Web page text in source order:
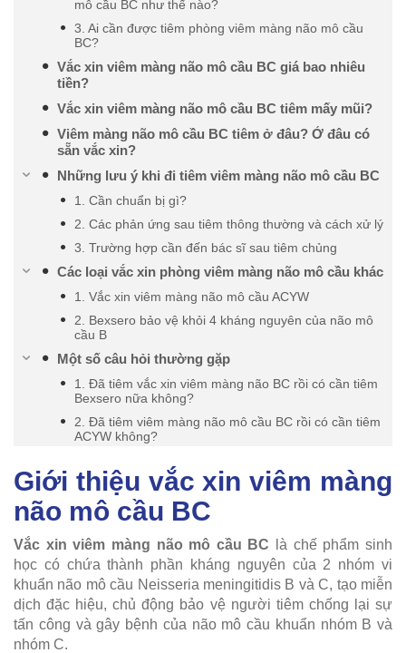
mô cầu BC như thế nào?
3. Ai cần được tiêm phòng viêm màng não mô cầu
BC?
Vắc xin viêm màng não mô cầu BC giá bao nhiêu
tiền?
Vắc xin viêm màng não mô cầu BC tiêm mấy mũi?
Viêm màng não mô cầu BC tiêm ở đâu? Ở đâu có
sẵn vắc xin?
Những lưu ý khi đi tiêm viêm màng não mô cầu BC
1. Cần chuẩn bị gì?
2. Các phản ứng sau tiêm thông thường và cách xử lý
3. Trường hợp cần đến bác sĩ sau tiêm chủng
Các loại vắc xin phòng viêm màng não mô cầu khác
1. Vắc xin viêm màng não mô cầu ACYW
2. Bexsero bảo vệ khỏi 4 kháng nguyên của não mô
cầu B
Một số câu hỏi thường gặp
1. Đã tiêm vắc xin viêm màng não BC rồi có cần tiêm
Bexsero nữa không?
2. Đã tiêm viêm màng não mô cầu BC rồi có cần tiêm
ACYW không?
Giới thiệu vắc xin viêm màng
não mô cầu BC
Vắc xin viêm màng não mô cầu BC là chế phẩm sinh
học có chứa thành phần kháng nguyên của 2 nhóm vi
khuẩn não mô cầu Neisseria meningitidis B và C, tạo miễn
dịch đặc hiệu, chủ động bảo vệ người tiêm chống lại sự
tấn công và gây bệnh của não mô cầu khuẩn nhóm B và
nhóm C.